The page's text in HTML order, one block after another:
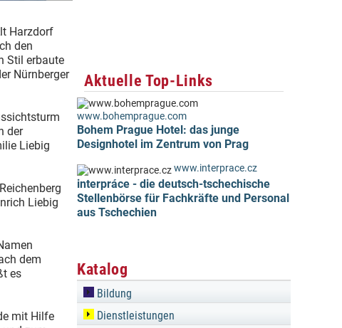
Harzdorf
den
Stil erbaute
Nürnberger
der
Liebig
Liebig
dem
es
mit Hilfe
Aktuelle Top-Links
www.bohemprague.com
Bohem Prague Hotel: das junge
Designhotel im Zentrum von Prag
www.interprace.cz
interpráce - die deutsch-tschechische
Stellenbörse für Fachkräfte und Personal
aus Tschechien
Katalog
Bildung
Dienstleistungen